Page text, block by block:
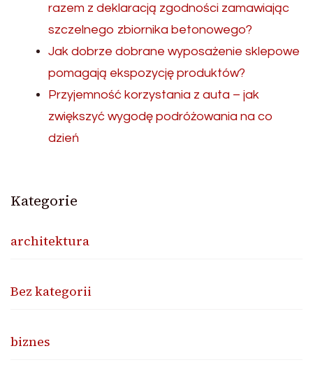
razem z deklaracją zgodności zamawiając
szczelnego zbiornika betonowego?
Jak dobrze dobrane wyposażenie sklepowe
pomagają ekspozycję produktów?
Przyjemność korzystania z auta – jak
zwiększyć wygodę podróżowania na co
dzień
Kategorie
architektura
Bez kategorii
biznes